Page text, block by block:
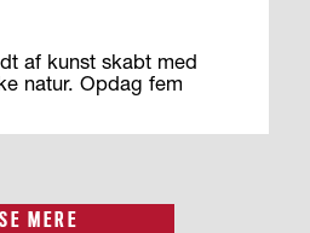
af kunst skabt med
natur. Opdag fem
SE MERE